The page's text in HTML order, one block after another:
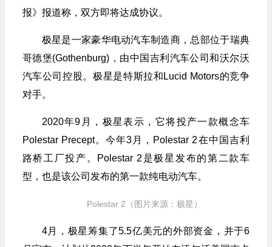
报》报道称，双方即将达成协议。
极星是一家豪华电动汽车制造商，总部位于瑞典
哥德堡(Gothenburg)，由中国吉利汽车公司和沃尔沃
汽车公司控股。极星是特斯拉和Lucid Motors的竞争
对手。
2020年9月，极星表示，它将投产一款概念车
Polestar Precept。今年3月，Polestar 2在中国吉利
路桥工厂投产。Polestar 2是极星发布的第二款车
型，也是该公司发布的第一款纯电动汽车。
Polestar 2（图片来源：极星）
4月，极星筹集了5.5亿美元的外部资金，并于6